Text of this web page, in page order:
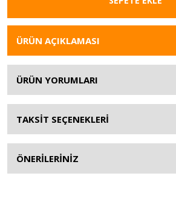
ÜRÜN AÇIKLAMASI
ÜRÜN YORUMLARI
TAKSİT SEÇENEKLERİ
ÖNERİLERİNİZ